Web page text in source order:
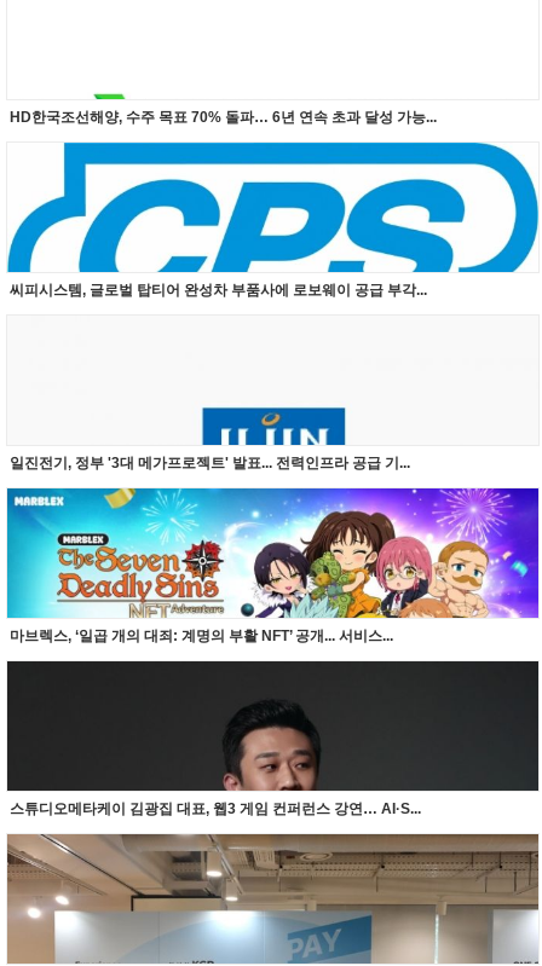
HD한국조선해양, 수주 목표 70% 돌파… 6년 연속 초과 달성 가능...
씨피시스템, 글로벌 탑티어 완성차 부품사에 로보웨이 공급 부각...
일진전기, 정부 '3대 메가프로젝트' 발표... 전력인프라 공급 기...
마브렉스, ‘일곱 개의 대죄: 계명의 부활 NFT’ 공개... 서비스...
스튜디오메타케이 김광집 대표, 웹3 게임 컨퍼런스 강연… AI·S...